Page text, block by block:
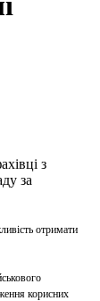
з
за
отримати
корисних